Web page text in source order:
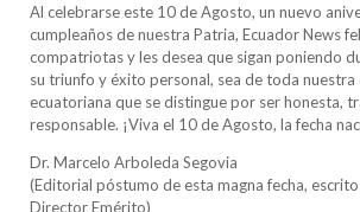
Al celebrarse este 10 de Agosto, un nuevo
cumpleaños de nuestra Patria, Ecuador News
compatriotas y les desea que sigan poniendo
su triunfo y éxito personal, sea de toda nuestra
ecuatoriana que se distingue por ser honesta,
responsable. ¡Viva el 10 de Agosto, la fecha
Dr. Marcelo Arboleda Segovia
(Editorial póstumo de esta magna fecha,
Director Emérito)